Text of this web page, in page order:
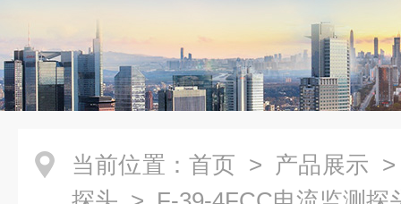
当前位置： 首页 > 产品展示